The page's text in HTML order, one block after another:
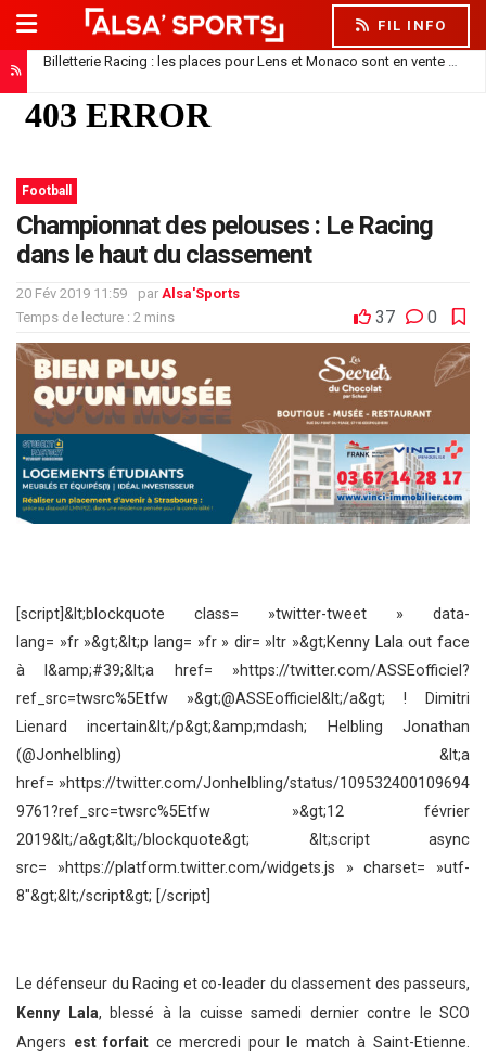
FIL INFO
Billetterie Racing : les places pour Lens et Monaco sont en vente
Football
Championnat des pelouses : Le Racing
dans le haut du classement
20 Fév 2019 11:59 par Alsa'Sports
Temps de lecture : 2 mins
37 0
[script]&lt;blockquote class= »twitter-tweet » data-
lang= »fr »&gt;&lt;p lang= »fr » dir= »ltr »&gt;Kenny Lala out face
à l&amp;#39;&lt;a href= »https://twitter.com/ASSEofficiel?
ref_src=twsrc%5Etfw »&gt;@ASSEofficiel&lt;/a&gt; ! Dimitri
Lienard incertain&lt;/p&gt;&amp;mdash; Helbling Jonathan
(@Jonhelbling) &lt;a
href= »https://twitter.com/Jonhelbling/status/109532400109694
9761?ref_src=twsrc%5Etfw »&gt;12 février
2019&lt;/a&gt;&lt;/blockquote&gt; &lt;script async
src= »https://platform.twitter.com/widgets.js » charset= »utf-
8″&gt;&lt;/script&gt; [/script]
Le défenseur du Racing et co-leader du classement des passeurs,
Kenny Lala, blessé à la cuisse samedi dernier contre le SCO
Angers est forfait ce mercredi pour le match à Saint-Etienne.